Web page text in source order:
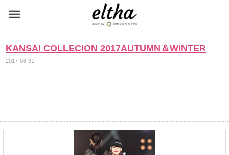
KANSAI COLLECION 2017AUTUMN＆WINTER
2017-08-31